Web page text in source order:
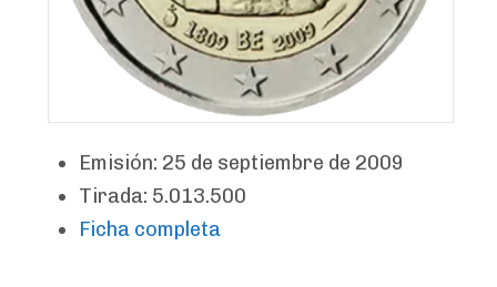
Emisión: 25 de septiembre de 2009
Tirada: 5.013.500
Ficha completa